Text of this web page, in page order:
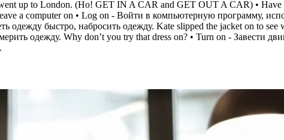
up to London. (Но! GET IN A CAR and GET OUT A CAR) •
a computer on • Log on - Войти в компьютерную программу,
одежду быстро, набросить одежду. Kate slipped the jacket on to
одежду. Why don’t you try that dress on? • Turn on - Завести